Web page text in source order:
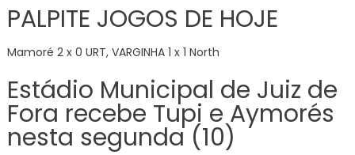
PALPITE JOGOS DE HOJE
Mamoré 2 x 0 URT, VARGINHA 1 x 1 North
Estádio Municipal de Juiz de
Fora recebe Tupi e Aymorés
nesta segunda (10)